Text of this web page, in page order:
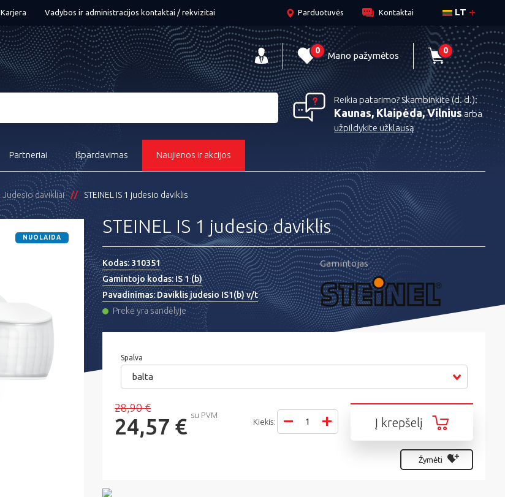
Karjera Vadybos ir administracijos kontaktai / rekvizitai LT
Parduotuvės Kontaktai
0 Mano pažymėtos 0
Reikia patarimo? Skambinkite (d. d.):
Kaunas, Klaipėda, Vilniusarba
užpildykite užklausą
Partneriai Išpardavimas Naujienos ir akcijos
Judesio davikliai STEINEL IS 1 judesio daviklis
NUOLAIDA
STEINEL IS 1 judesio daviklis
Kodas:310351
Gamintojo kodas:IS 1 (b)
Pavadinimas:Daviklis judesio IS1(b) v/t
Prekė yra sandėlyje
Gamintojas
Spalva
balta
28,90 €
24,57 € su PVM
Į krepšelį
Kiekis:
Žymėti